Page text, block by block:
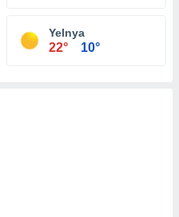
Yelnya
22° 10°